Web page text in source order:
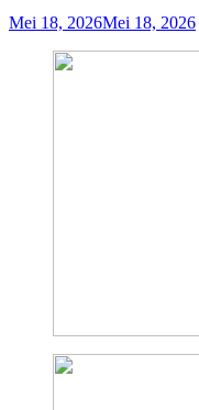
Mei 18, 2026Mei 18, 2026